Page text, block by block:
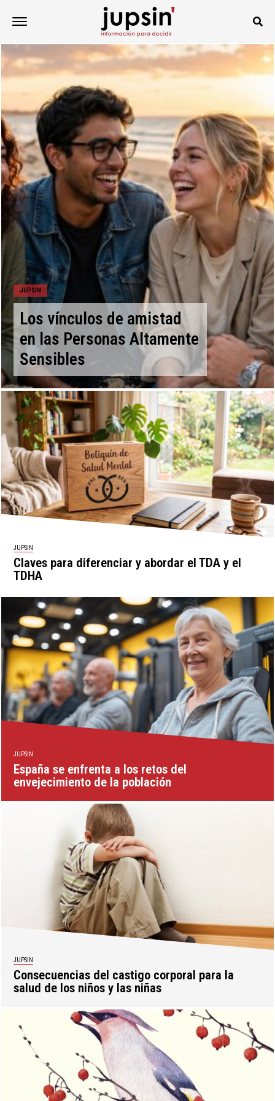
JUPSIN
Los vínculos de amistad
en las Personas Altamente
Sensibles
JUPSIN
Claves para diferenciar y abordar el TDA y el
TDHA
JUPSIN
España se enfrenta a los retos del
envejecimiento de la población
JUPSIN
Consecuencias del castigo corporal para la
salud de los niños y las niñas